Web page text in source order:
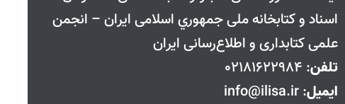
اسناد و كتابخانه ملی جمهوري اسلامی ايران – انجمن
علمی کتابداری و اطلاع‌رسانی ایران
تلفن: 02181622984
ایمیل: info@ilisa.ir